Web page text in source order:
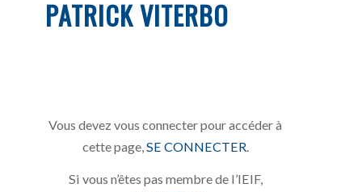
PATRICK VITERBO
Vous devez vous connecter pour accéder à
cette page, SE CONNECTER
Si vous n’êtes pas membre de l’IEIF,